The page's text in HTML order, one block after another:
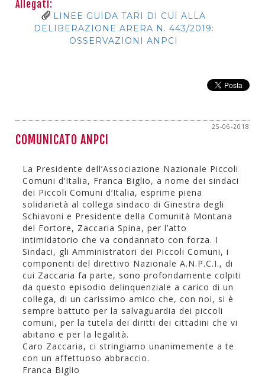
Allegati:
LINEE GUIDA TARI DI CUI ALLA
DELIBERAZIONE ARERA N. 443/2019:
OSSERVAZIONI ANPCI
25-06-2018
COMUNICATO ANPCI
La Presidente dell’Associazione Nazionale Piccoli
Comuni d’Italia, Franca Biglio, a nome dei sindaci
dei Piccoli Comuni d’Italia, esprime piena
solidarietà al collega sindaco di Ginestra degli
Schiavoni e Presidente della Comunità Montana
del Fortore, Zaccaria Spina, per l’atto
intimidatorio che va condannato con forza. I
Sindaci, gli Amministratori dei Piccoli Comuni, i
componenti del direttivo Nazionale A.N.P.C.I., di
cui Zaccaria fa parte, sono profondamente colpiti
da questo episodio delinquenziale a carico di un
collega, di un carissimo amico che, con noi, si è
sempre battuto per la salvaguardia dei piccoli
comuni, per la tutela dei diritti dei cittadini che vi
abitano e per la legalità.
Caro Zaccaria, ci stringiamo unanimemente a te
con un affettuoso abbraccio.
Franca Biglio